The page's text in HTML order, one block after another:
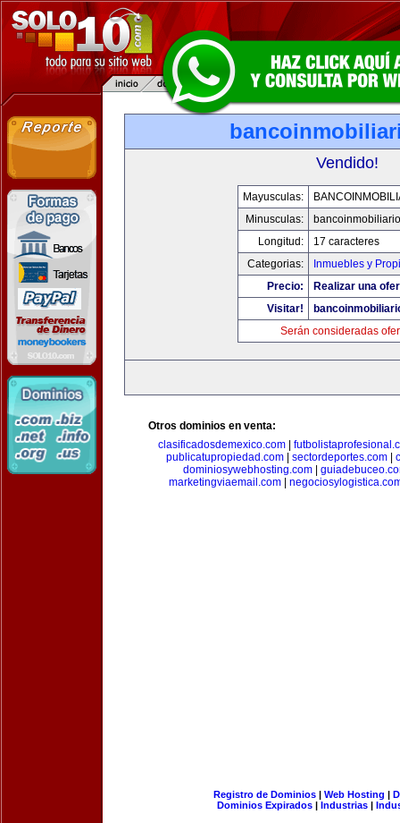
Vendido!
Mayusculas:
Minusculas:
Longitud:
17 caracteres
Categorias:
Inmuebles y
Precio:
Realizar una
Visitar!
Serán consideradas
Otros dominios en venta:
clasificadosdemexico.com|
publicatupropiedad.com
sectordeportes.com
dominiosywebhosting.com|
marketingviaemail.com|
Registro de Dominios| Web Hosting |
Dominios Expirados | Industrias |